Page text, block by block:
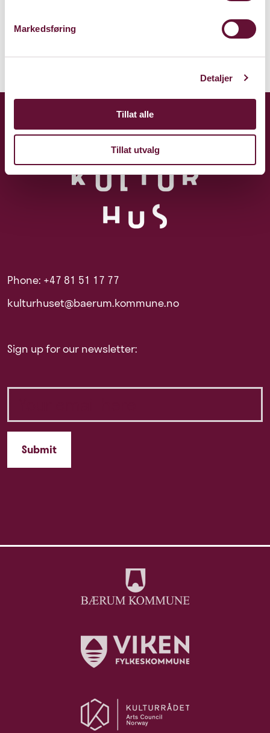
Markedsføring
Detaljer
Tillat alle
Tillat utvalg
Phone: +47 81 51 17 77
kulturhuset@baerum.kommune.no
Sign up for our newsletter: